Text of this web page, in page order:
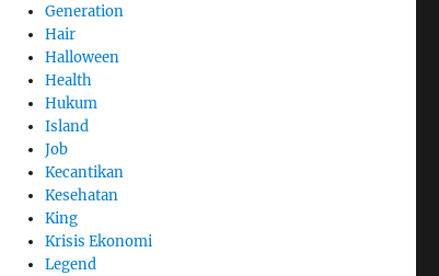
Generation
Hair
Halloween
Health
Hukum
Island
Job
Kecantikan
Kesehatan
King
Krisis Ekonomi
Legend